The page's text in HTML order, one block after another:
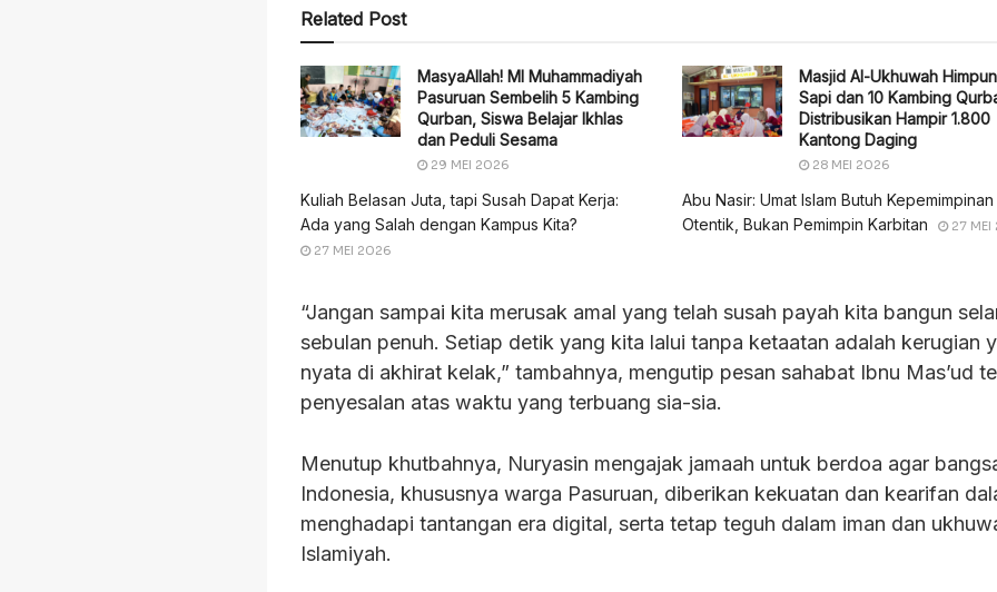
Related Post
MasyaAllah! MI Muhammadiyah
Pasuruan Sembelih 5 Kambing
Qurban, Siswa Belajar Ikhlas
dan Peduli Sesama
29 MEI 2026
Masjid Al-Ukhuwah
Sapi dan 10 Kambing
Distribusikan Hampir 1.800
Kantong Daging
28 MEI 2026
Kuliah Belasan Juta, tapi Susah Dapat Kerja:
Ada yang Salah dengan Kampus Kita?
27 MEI 2026
Abu Nasir: Umat Islam Butuh Kepemimpinan
Otentik, Bukan Pemimpin Karbitan
27 MEI
“Jangan sampai kita merusak amal yang telah susah payah kita bangun
sebulan penuh. Setiap detik yang kita lalui tanpa ketaatan adalah kerugian
nyata di akhirat kelak,” tambahnya, mengutip pesan sahabat Ibnu Mas’ud
penyesalan atas waktu yang terbuang sia-sia.
Menutup khutbahnya, Nuryasin mengajak jamaah untuk berdoa agar
Indonesia, khususnya warga Pasuruan, diberikan kekuatan dan kearifan
menghadapi tantangan era digital, serta tetap teguh dalam iman dan
Islamiyah.